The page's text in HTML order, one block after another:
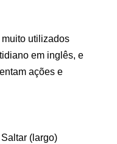
utilizados
em inglês, e
ações e
Saltar (largo)